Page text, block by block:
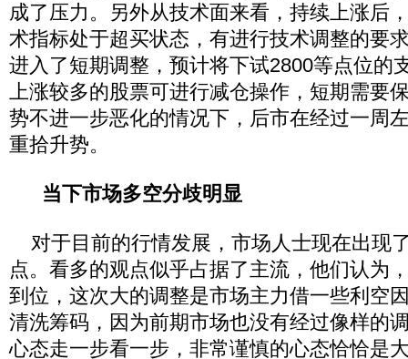
成了压力。另外从技术面来看，持续上涨后
术指标处于超买状态，有进行技术调整的要
进入了短期调整，预计将下试2800等点位的
上涨较多的股票可进行减仓操作，短期需要
势不进一步恶化的情况下，后市在经过一周
重拾升势。
当下市场多空分歧明显
对于目前的行情发展，市场人士现在出现
点。看多的观点似乎占据了主流，他们认为
到位，这次大的调整是市场主力借一些利空
清洗筹码，因为前期市场也没有经过像样的
心态走一步看一步，非常谨慎的心态恰恰是